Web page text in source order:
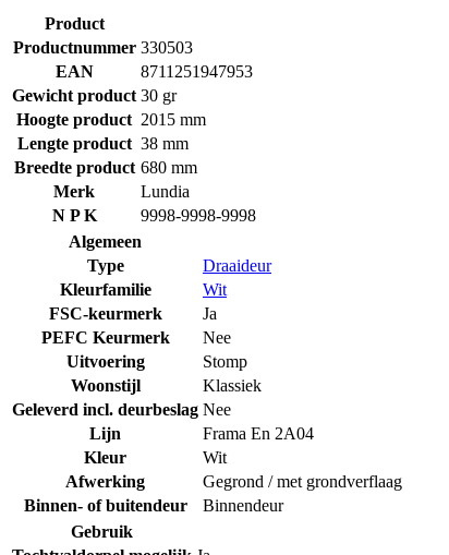
Product
Productnummer 330503
EAN
8711251947953
Gewicht product 30 gr
Hoogte product 2015 mm
Lengte product 38 mm
Breedte product 680 mm
Merk
Lundia
N P K
9998-9998-9998
Algemeen
Type
Draaideur
Kleurfamilie
Wit
FSC-keurmerk
Ja
PEFC Keurmerk
Nee
Uitvoering
Stomp
Woonstijl
Klassiek
Geleverd incl. deurbeslag Nee
Lijn
Frama En 2A04
Kleur
Wit
Afwerking
Gegrond / met grondverflaag
Binnen- of buitendeur
Binnendeur
Gebruik